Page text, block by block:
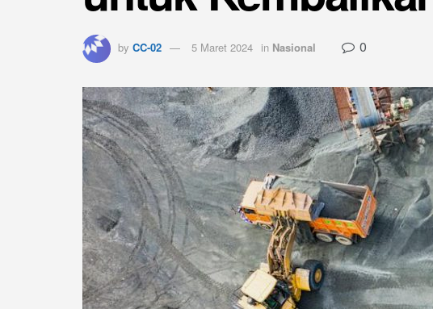
by CC-02 5 Maret 2024 in Nasional 0